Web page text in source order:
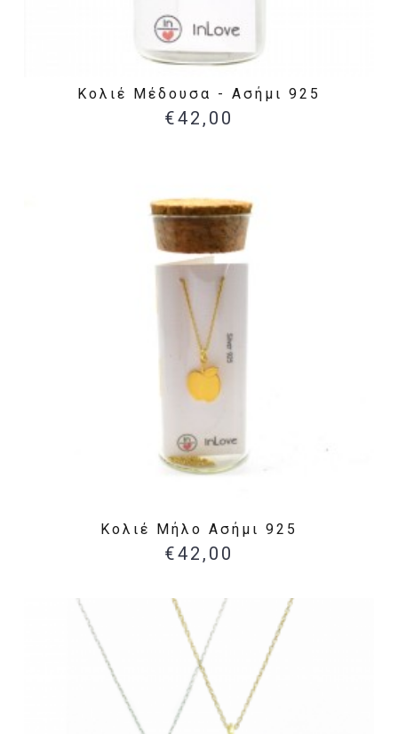
Κολιέ Μέδουσα - Ασήμι 925
€42,00
Κολιέ Μήλο Ασήμι 925
€42,00